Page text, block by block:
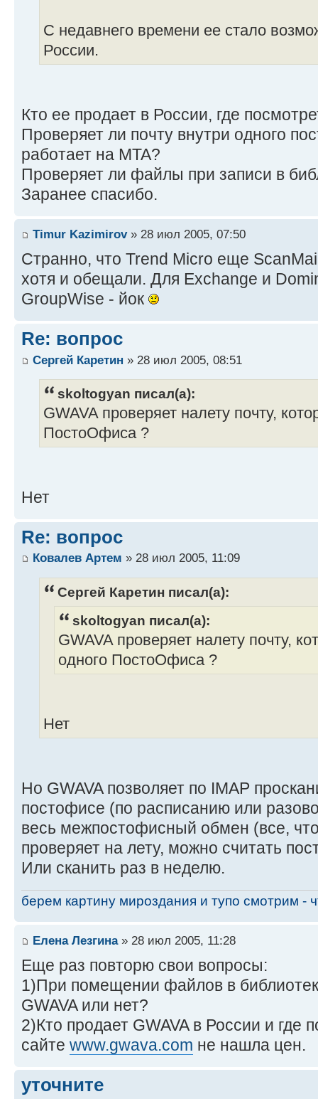
С недавнего времени ее стало
России.
Кто ее продает в России, где
Проверяет ли почту внутри одного
работает на MTA?
Проверяет ли файлы при записи в
Заранее спасибо.
Timur Kazimirov» 28 июл 2005, 07:50
Странно, что Trend Micro еще
хотя и обещали. Для Exchange и
GroupWise - йок
Re: вопрос
Сергей Каретин » 28 июл 2005, 08:51
skoltogyan писал(а):
GWAVA проверяет налету почту,
ПостоОфиса ?
Нет
Re: вопрос
Ковалев Артем » 28 июл 2005, 11:09
Сергей Каретин писал(а):
skoltogyan писал(а):
GWAVA проверяет налету почту,
одного ПостоОфиса ?
Нет
Но GWAVA позволяет по IMAP
постофисе (по расписанию или
весь межпостофисный обмен (все,
проверяет на лету, можно считать
Или сканить раз в неделю.
берем картину мироздания и тупо смотрим -
Елена Лезгина» 28 июл 2005, 11:28
Еще раз повторю свои вопросы:
1)При помещении файлов в
GWAVA или нет?
2)Кто продает GWAVA в России и где
сайте www.gwava.com не нашла цен.
уточните